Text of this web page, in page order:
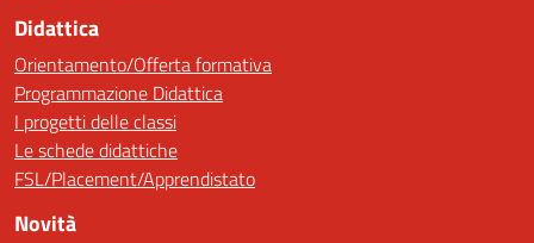
Didattica
Orientamento/Offerta formativa
Programmazione Didattica
I progetti delle classi
Le schede didattiche
FSL/Placement/Apprendistato
Novità